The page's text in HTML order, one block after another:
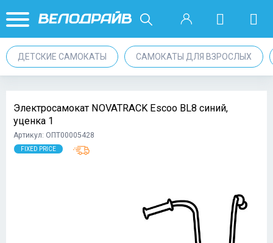
ДЕТСКИЕ САМОКАТЫ САМОКАТЫ ДЛЯ ВЗРОСЛЫХ
Электросамокат NOVATRACK Escoo BL8 синий,
уценка 1
Артикул: ОПТ00005428
FIXED PRICE